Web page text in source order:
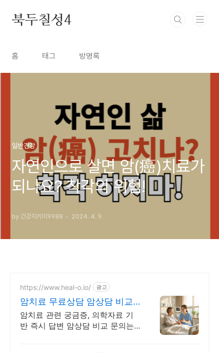
북두칠성4
홈 태그 방명록
일반건강
자연인으로 살면 암(癌)치료가
되나요? 착각의 위험!
by 건강지키미9988 2024. 4. 9.
https://www.heal-o.io/ 광고
암치료 무료상담 암상담 비교
문의는 힐오에서
암치료 관련 궁금증, 의학자료 기
반 즉시 답변 암상담 비교 문의는